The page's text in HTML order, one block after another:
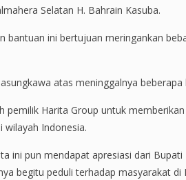
Selatan H. Bahrain Kasuba.
bantuan ini bertujuan meringankan
atas meninggalnya beberapa
pemilik Harita Group untuk
wilayah Indonesia.
ini pun mendapat apresiasi dari
begitu peduli terhadap masyarakat di